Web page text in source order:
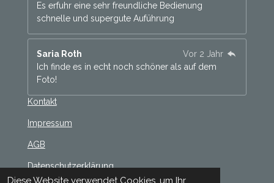
Diese Website verwendet Cookies, um Ihr
Es erfuhr eine sehr freundliche Bedienung
schnelle und supergute Auführung
Saria Roth
Vor 2 Jahr
Ich finde es in echt noch schöner als auf dem
Foto!
Kontakt
Impressum
AGB
Datenschutzerklärung